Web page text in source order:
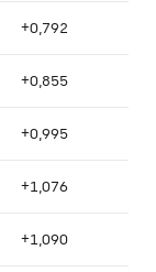
+0,792
+0,855
+0,995
+1,076
+1,090